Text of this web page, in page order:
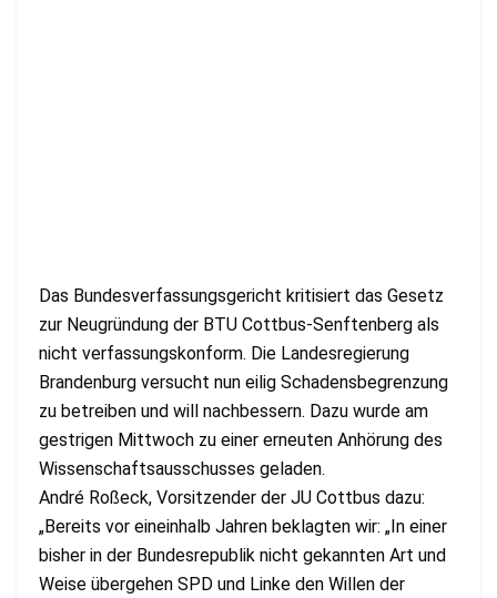
Das Bundesverfassungsgericht kritisiert das Gesetz
zur Neugründung der BTU Cottbus-Senftenberg als
nicht verfassungskonform. Die Landesregierung
Brandenburg versucht nun eilig Schadensbegrenzung
zu betreiben und will nachbessern. Dazu wurde am
gestrigen Mittwoch zu einer erneuten Anhörung des
Wissenschaftsausschusses geladen.
André Roßeck, Vorsitzender der JU Cottbus dazu:
„Bereits vor eineinhalb Jahren beklagten wir: „In einer
bisher in der Bundesrepublik nicht gekannten Art und
Weise übergehen SPD und Linke den Willen der